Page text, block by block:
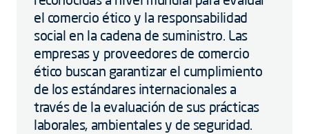
el comercio ético y la responsabilidad
social en la cadena de suministro. Las
empresas y proveedores de comercio
ético buscan garantizar el cumplimiento
de los estándares internacionales a
través de la evaluación de sus prácticas
laborales, ambientales y de seguridad.